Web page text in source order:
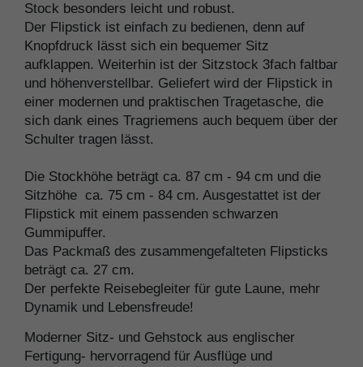
Stock besonders leicht und robust.
Der Flipstick ist einfach zu bedienen, denn auf
Knopfdruck lässt sich ein bequemer Sitz
aufklappen. Weiterhin ist der Sitzstock 3fach faltbar
und höhenverstellbar. Geliefert wird der Flipstick in
einer modernen und praktischen Tragetasche, die
sich dank eines Tragriemens auch bequem über der
Schulter tragen lässt.
Die Stockhöhe beträgt ca. 87 cm - 94 cm und die
Sitzhöhe ca. 75 cm - 84 cm. Ausgestattet ist der
Flipstick mit einem passenden schwarzen
Gummipuffer.
Das Packmaß des zusammengefalteten Flipsticks
beträgt ca. 27 cm.
Der perfekte Reisebegleiter für gute Laune, mehr
Dynamik und Lebensfreude!
Moderner Sitz- und Gehstock aus englischer
Fertigung- hervorragend für Ausflüge und